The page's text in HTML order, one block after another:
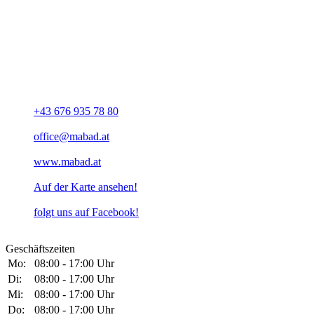
+43 676 935 78 80
office@mabad.at
www.mabad.at
Auf der Karte ansehen!
folgt uns auf Facebook!
Geschäftszeiten
Mo:
08:00 - 17:00 Uhr
Di:
08:00 - 17:00 Uhr
Mi:
08:00 - 17:00 Uhr
Do:
08:00 - 17:00 Uhr